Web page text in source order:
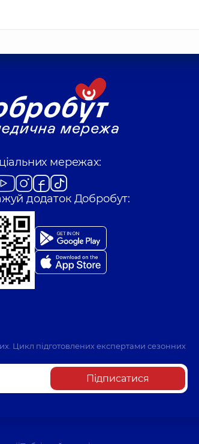
мережах:
додаток Добробут:
Цикл підготовлених експертами сезонних
Підписатися